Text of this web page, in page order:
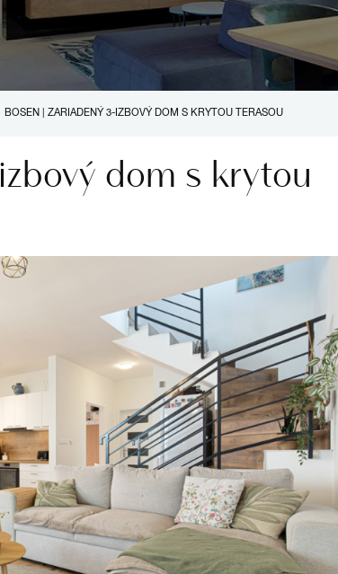
BOSEN | ZARIADENÝ 3-IZBOVÝ DOM S KRYTOU TERASOU
dom s krytou